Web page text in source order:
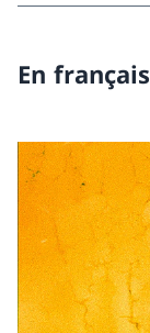
En français